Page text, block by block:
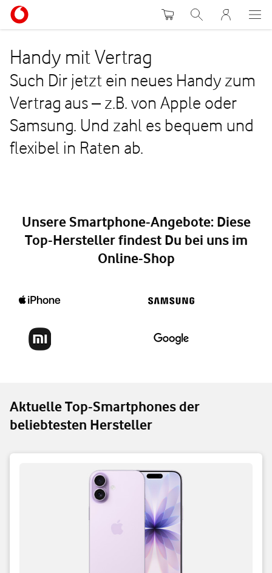
WarenkorbSuche MeinVodafone
Handy mit Vertrag
Such Dir jetzt ein neues Handy zum
Vertrag aus – z.B. von Apple oder
Samsung. Und zahl es bequem und
flexibel in Raten ab.
Unsere Smartphone-Angebote: Diese
Top-Hersteller findest Du bei uns im
Online-Shop
Aktuelle Top-Smartphones der
beliebtesten Hersteller